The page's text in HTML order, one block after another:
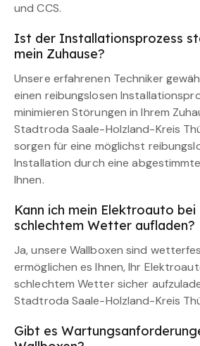
und CCS.
Ist der Installationsprozess
mein Zuhause?
Unsere erfahrenen Techniker
einen reibungslosen
minimieren Störungen in Ihrem
Stadtroda Saale-Holzland-Kreis
sorgen für eine möglichst
Installation durch eine
Ihnen.
Kann ich mein Elektroauto bei
schlechtem Wetter aufladen?
Ja, unsere Wallboxen sind
ermöglichen es Ihnen, Ihr
schlechtem Wetter sicher
Stadtroda Saale-Holzland-Kreis
Gibt es